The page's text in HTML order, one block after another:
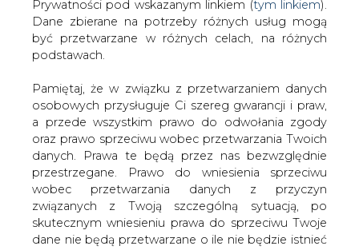
Pamiętaj, że w związku z przetwarzaniem danych
osobowych przysługuje Ci szereg gwarancji i praw,
a przede wszystkim prawo do odwołania zgody
danych. Prawa te będą przez nas bezwzględnie
przestrzegane. Prawo do wniesienia sprzeciwu
wobec przetwarzania danych z przyczyn
związanych z Twoją szczególną sytuacją, po
skutecznym wniesieniu prawa do sprzeciwu Twoje
dane nie będą przetwarzane o ile nie będzie istnieć
ważna prawnie uzasadniona podstawa do
przetwarzania, nadrzędna wobec Twoich interesów,
praw i wolności lub podstawa do ustalenia,
dochodzenia lub obrony roszczeń. Twoje dane nie
Na warszawskim Targówku, przy ul.
Unieszkodliwiania Stałych Odpadów
Komunalnych. Od kilku tygodni trwają
roboty wykończeniowe i prace
technologiczne